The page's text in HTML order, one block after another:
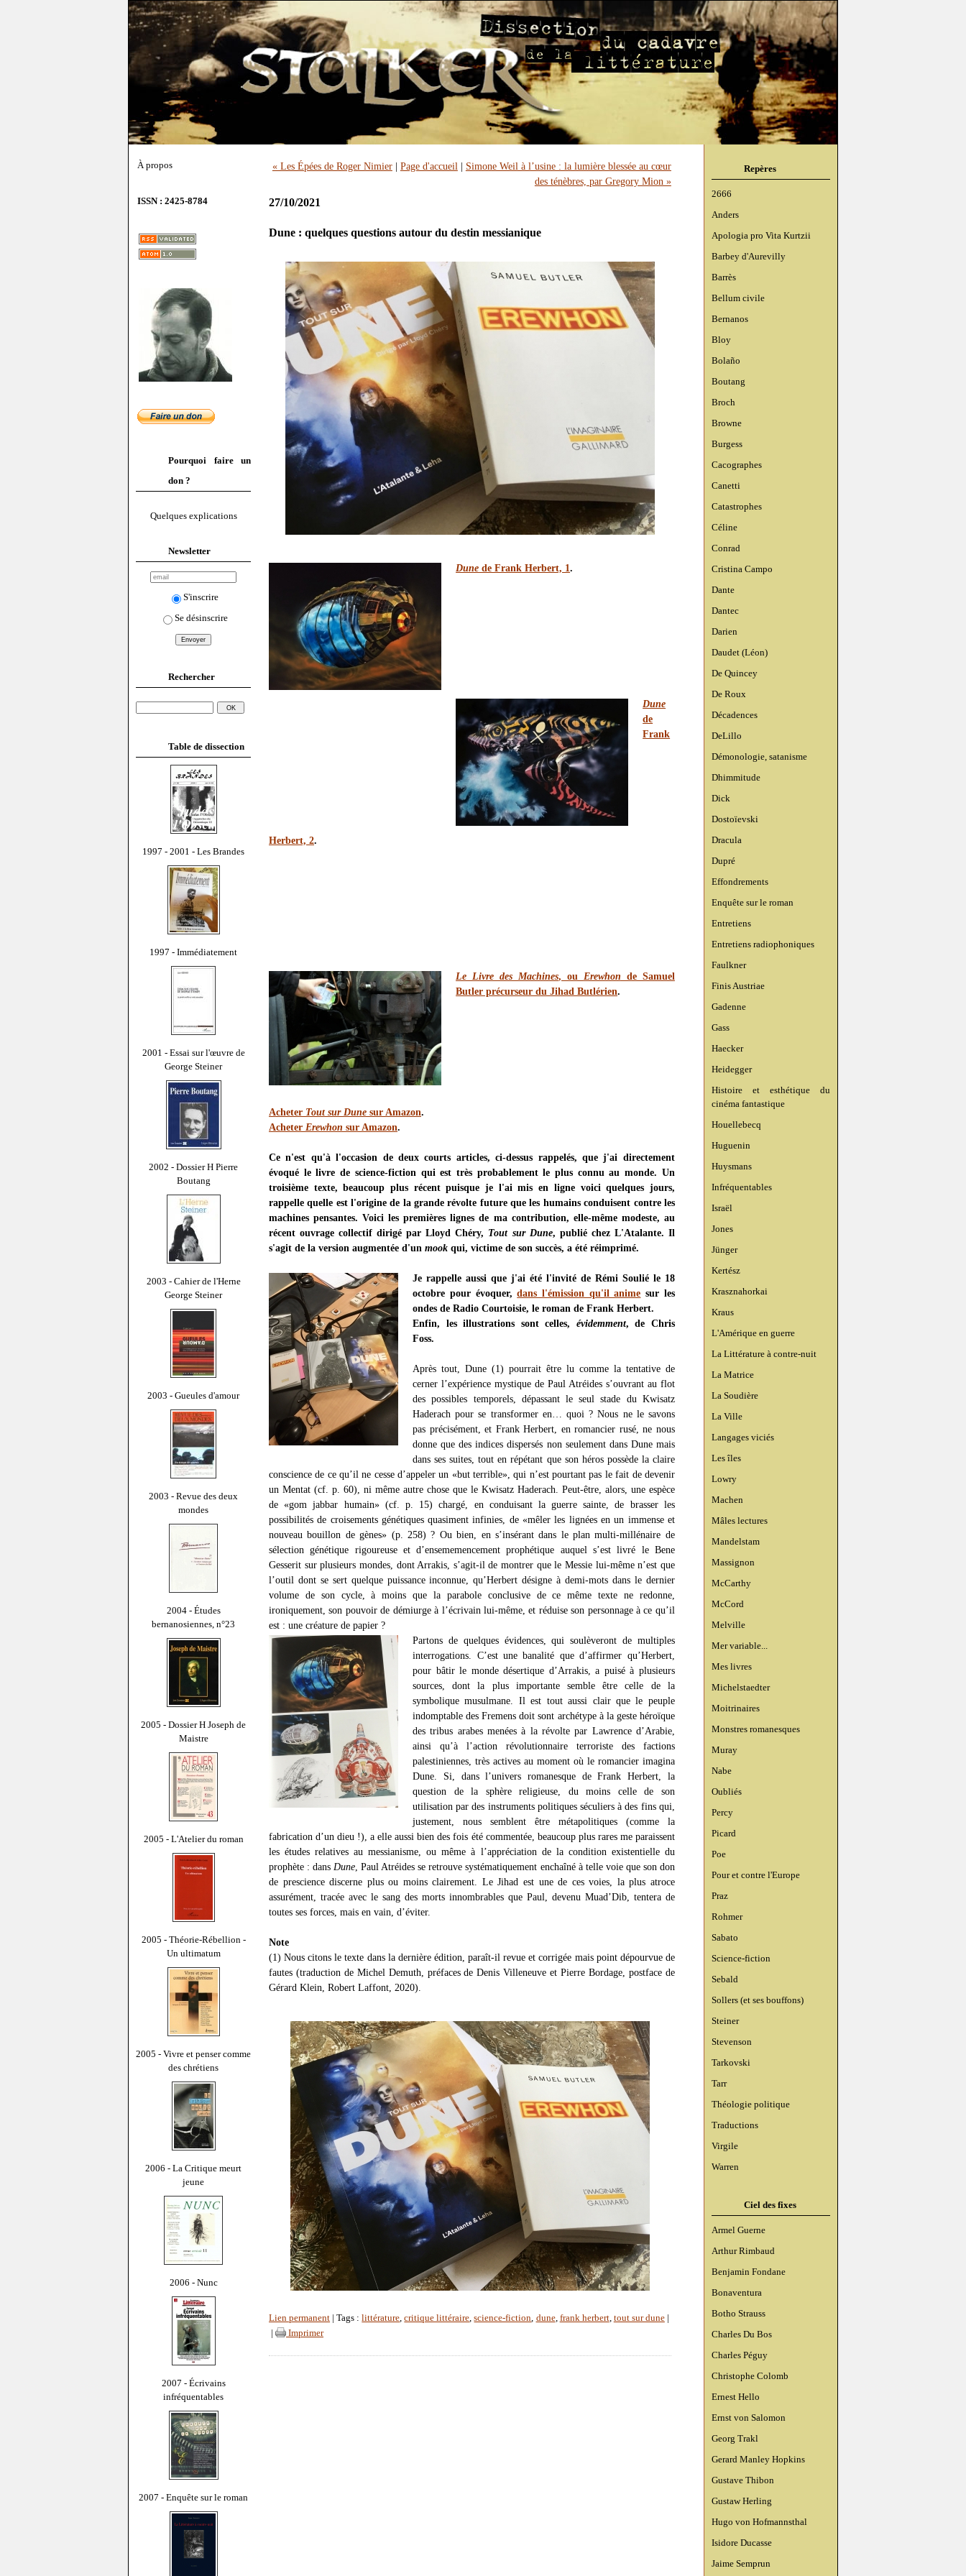
À propos
ISSN : 2425-8784
Pourquoi faire un
don ?
Quelques explications
Newsletter
S'inscrire
Se désinscrire
Rechercher
Table de dissection
1997 - 2001 - Les Brandes
1997 - Immédiatement
2001 - Essai sur l'œuvre de
George Steiner
2002 - Dossier H Pierre
Boutang
2003 - Cahier de l'Herne
George Steiner
2003 - Gueules d'amour
2003 - Revue des deux
mondes
2004 - Études
bernanosiennes, n°23
2005 - Dossier H Joseph de
Maistre
2005 - L'Atelier du roman
2005 - Théorie-Rébellion -
Un ultimatum
2005 - Vivre et penser comme
des chrétiens
2006 - La Critique meurt
jeune
2006 - Nunc
2007 - Écrivains
infréquentables
2007 - Enquête sur le roman
Repères
2666
Anders
Apologia pro Vita Kurtzii
Barbey d'Aurevilly
Barrès
Bellum civile
Bernanos
Bloy
Bolaño
Boutang
Broch
Browne
Burgess
Cacographes
Canetti
Catastrophes
Céline
Conrad
Cristina Campo
Dante
Dantec
Darien
Daudet (Léon)
De Quincey
De Roux
Décadences
DeLillo
Démonologie, satanisme
Dhimmitude
Dick
Dostoïevski
Dracula
Dupré
Effondrements
Enquête sur le roman
Entretiens
Entretiens radiophoniques
Faulkner
Finis Austriae
Gadenne
Gass
Haecker
Heidegger
Histoire et esthétique du
cinéma fantastique
Houellebecq
Huguenin
Huysmans
Infréquentables
Israël
Jones
Jünger
Kertész
Krasznahorkai
Kraus
L'Amérique en guerre
La Littérature à contre-nuit
La Matrice
La Soudière
La Ville
Langages viciés
Les îles
Lowry
Machen
Mâles lectures
Mandelstam
Massignon
McCarthy
McCord
Melville
Mer variable...
Mes livres
Michelstaedter
Moitrinaires
Monstres romanesques
Muray
Nabe
Oubliés
Percy
Picard
Poe
Pour et contre l'Europe
Praz
Rohmer
Sabato
Science-fiction
Sebald
Sollers (et ses bouffons)
Steiner
Stevenson
Tarkovski
Tarr
Théologie politique
Traductions
Virgile
Warren
Ciel des fixes
Armel Guerne
Arthur Rimbaud
Benjamin Fondane
Bonaventura
Botho Strauss
Charles Du Bos
Charles Péguy
Christophe Colomb
Ernest Hello
Ernst von Salomon
Georg Trakl
Gerard Manley Hopkins
Gustave Thibon
Gustaw Herling
Hugo von Hofmannsthal
Isidore Ducasse
Jaime Semprun
« Les Épées de Roger Nimier| Page d'accueil | Simone Weil à l’usine : la lumière blessée au cœur
des ténèbres, par Gregory Mion »
27/10/2021
Dune : quelques questions autour du destin messianique
Dune de Frank Herbert, 1.
Dune
de
Frank
Herbert, 2.
Le Livre des Machines, ou Erewhon de Samuel
Butler précurseur du Jihad Butlérien.
Acheter Tout sur Dune sur Amazon.
Acheter Erewhon sur Amazon.
Ce n'est qu'à l'occasion de deux courts articles, ci-dessus rappelés, que j'ai directement
évoqué le livre de science-fiction qui est très probablement le plus connu au monde. Un
troisième texte, beaucoup plus récent puisque je l'ai mis en ligne voici quelques jours,
rappelle quelle est l'origine de la grande révolte future que les humains conduisent contre les
machines pensantes. Voici les premières lignes de ma contribution, elle-même modeste, au
récent ouvrage collectif dirigé par Lloyd Chéry, Tout sur Dune, publié chez L'Atalante. Il
s'agit de la version augmentée d'un mook qui, victime de son succès, a été réimprimé.
Je rappelle aussi que j'ai été l'invité de Rémi Soulié le 18
octobre pour évoquer,dans l'émission qu'il anime sur les
ondes de Radio Courtoisie, le roman de Frank Herbert.
Enfin, les illustrations sont celles, évidemment, de Chris
Foss.
Après tout, Dune (1) pourrait être lu comme la tentative de
cerner l’expérience mystique de Paul Atréides s’ouvrant au flot
des possibles temporels, dépassant le seul stade du Kwisatz
Haderach pour se transformer en… quoi ? Nous ne le savons
pas précisément, et Frank Herbert, en romancier rusé, ne nous
donne que des indices dispersés non seulement dans Dune mais
dans ses suites, tout en répétant que son héros possède la claire
conscience de ce qu’il ne cesse d’appeler un «but terrible», qui n’est pourtant pas le fait de devenir
un Mentat (cf. p. 60), ni même autre chose que le Kwisatz Haderach. Peut-être, alors, une espèce
de «gom jabbar humain» (cf. p. 15) chargé, en conduisant la guerre sainte, de brasser les
possibilités de croisements génétiques quasiment infinies, de «mêler les lignées en un immense et
nouveau bouillon de gènes» (p. 258) ? Ou bien, en s’insérant dans le plan multi-millénaire de
sélection génétique rigoureuse et d’ensememencement prophétique auquel s’est livré le Bene
Gesserit sur plusieurs mondes, dont Arrakis, s’agit-il de montrer que le Messie lui-même n’est que
l’outil dont se sert quelque puissance inconnue, qu’Herbert désigne à demi-mots dans le dernier
volume de son cycle, à moins que la parabole conclusive de ce même texte ne redonne,
ironiquement, son pouvoir de démiurge à l’écrivain lui-même, et réduise son personnage à ce qu’il
est : une créature de papier ?
Partons de quelques évidences, qui soulèveront de multiples
interrogations. C’est une banalité que d’affirmer qu’Herbert,
pour bâtir le monde désertique d’Arrakis, a puisé à plusieurs
sources, dont la plus importante semble être celle de la
symbolique musulmane. Il est tout aussi clair que le peuple
indomptable des Fremens doit sont archétype à la geste héroïque
des tribus arabes menées à la révolte par Lawrence d’Arabie,
ainsi qu’à l’action révolutionnaire terroriste des factions
palestiniennes, très actives au moment où le romancier imagina
Dune. Si, dans l’univers romanesque de Frank Herbert, la
question de la sphère religieuse, du moins celle de son
utilisation par des instruments politiques séculiers à des fins qui,
justement, nous semblent être métapolitiques (comme la
fabrication d’un dieu !), a elle aussi bien des fois été commentée, beaucoup plus rares me paraissent
les études relatives au messianisme, ou même à l’appréciation de la condition existentielle du
prophète : dans Dune , Paul Atréides se retrouve systématiquement enchaîné à telle voie que son don
de prescience discerne plus ou moins clairement. Le Jihad est une de ces voies, la plus atroce
assurément, tracée avec le sang des morts innombrables que Paul, devenu Muad’Dib, tentera de
toutes ses forces, mais en vain, d’éviter.
Note
(1) Nous citons le texte dans la dernière édition, paraît-il revue et corrigée mais point dépourvue de
fautes (traduction de Michel Demuth, préfaces de Denis Villeneuve et Pierre Bordage, postface de
Gérard Klein, Robert Laffont, 2020).
Lien permanent | Tags :littérature,critique littéraire,science-fiction, dune, frank herbert, tout sur dune|
Imprimer